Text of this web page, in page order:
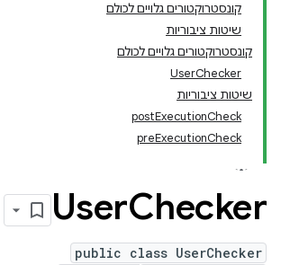
קונסטרוקטורים גלויים לכולם
שיטות ציבוריות
קונסטרוקטורים גלויים לכולם
UserChecker
שיטות ציבוריות
postExecutionCheck
preExecutionCheck
UserChecker
public class UserChecker